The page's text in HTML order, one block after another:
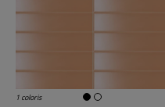
1 coloris